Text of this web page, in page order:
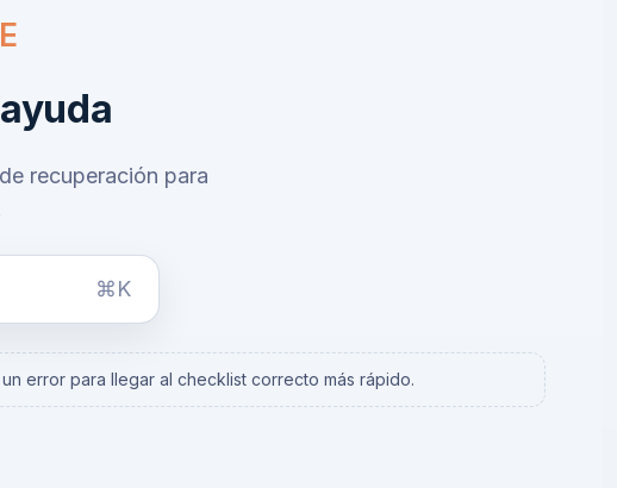
recuperación para
⌘K
error para llegar al checklist correcto más rápido.